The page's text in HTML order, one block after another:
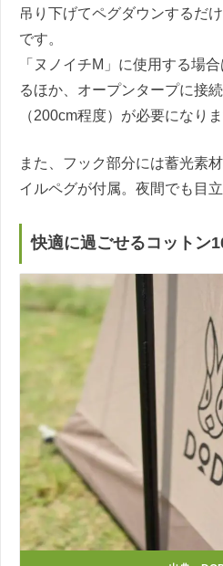
吊り下げてペグダウンするだ
です。
「ヌノイチM」に使用する場
るほか、オープンタープに接
（200cm程度）が必要になりま
また、フック部分には蓄光素
イルペグが付属。夜間でも目
快適に過ごせるコットン